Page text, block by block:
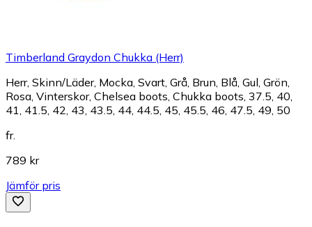
Timberland Graydon Chukka (Herr)
Herr, Skinn/Läder, Mocka, Svart, Grå, Brun, Blå, Gul, Grön,
Rosa, Vinterskor, Chelsea boots, Chukka boots, 37.5, 40,
41, 41.5, 42, 43, 43.5, 44, 44.5, 45, 45.5, 46, 47.5, 49, 50
fr.
789 kr
Jämför pris